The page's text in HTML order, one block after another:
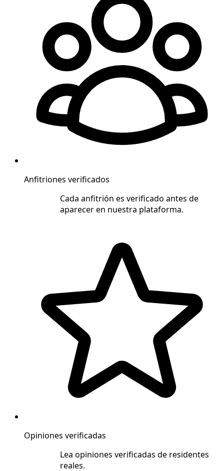
Anfitriones verificados
Cada anfitrión es verificado antes de
aparecer en nuestra plataforma.
Opiniones verificadas
Lea opiniones verificadas de residentes
reales.